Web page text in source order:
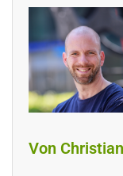
Von